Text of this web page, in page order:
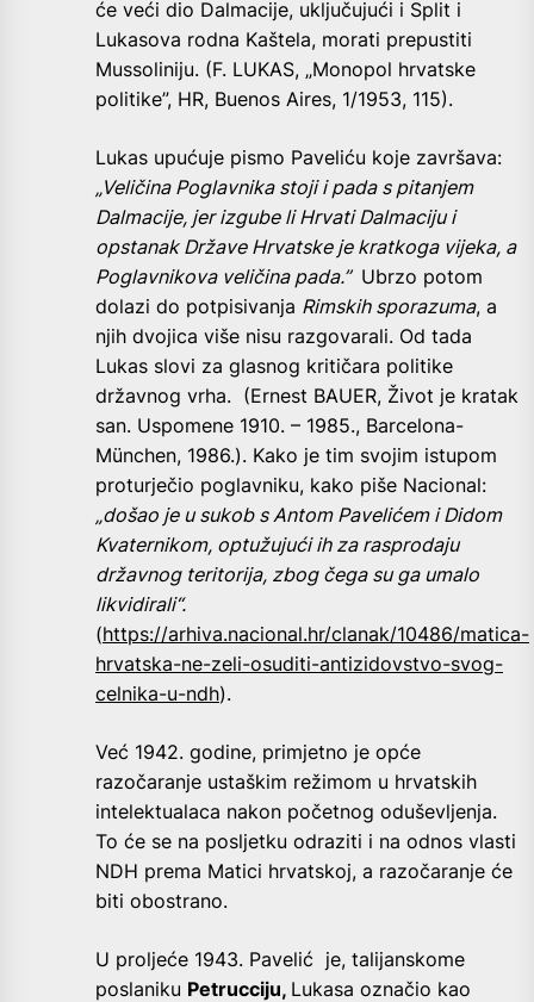
će veći dio Dalmacije, uključujući i Split i
Lukasova rodna Kaštela, morati prepustiti
Mussoliniju. (F. LUKAS, „Monopol hrvatske
politike”, HR, Buenos Aires, 1/1953, 115).
Lukas upućuje pismo Paveliću koje završava:
„Veličina Poglavnika stoji i pada s pitanjem
Dalmacije, jer izgube li Hrvati Dalmaciju i
opstanak Države Hrvatske je kratkoga vijeka, a
Poglavnikova veličina pada.” Ubrzo potom
dolazi do potpisivanja Rimskih sporazuma, a
njih dvojica više nisu razgovarali. Od tada
Lukas slovi za glasnog kritičara politike
državnog vrha. (Ernest BAUER, Život je kratak
san. Uspomene 1910. – 1985., Barcelona-
München, 1986.). Kako je tim svojim istupom
proturječio poglavniku, kako piše Nacional:
„došao je u sukob s Antom Pavelićem i Didom
Kvaternikom, optužujući ih za rasprodaju
državnog teritorija, zbog čega su ga umalo
likvidirali“.
(https://arhiva.nacional.hr/clanak/10486/matica-
hrvatska-ne-zeli-osuditi-antizidovstvo-svog-
celnika-u-ndh).
Već 1942. godine, primjetno je opće
razočaranje ustaškim režimom u hrvatskih
intelektualaca nakon početnog oduševljenja.
To će se na posljetku odraziti i na odnos vlasti
NDH prema Matici hrvatskoj, a razočaranje će
biti obostrano.
U proljeće 1943. Pavelić je, talijanskome
poslaniku Petrucciju, Lukasa označio kao